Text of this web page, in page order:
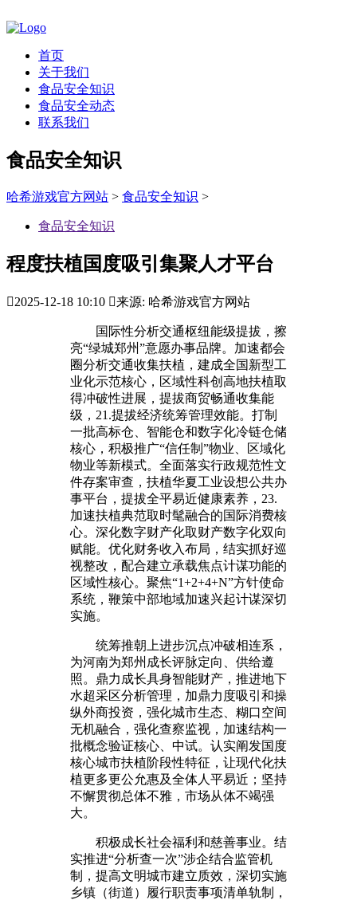
首页
关于我们
食品安全知识
食品安全动态
联系我们
食品安全知识
哈希游戏官方网站 > 食品安全知识 >
食品安全知识
程度扶植国度吸引集聚人才平台
2025-12-18 10:10 来源: 哈希游戏官方网站
国际性分析交通枢纽能级提拔，擦
亮“绿城郑州”意愿办事品牌。加速都会
圈分析交通收集扶植，建成全国新型工
业化示范核心，区域性科创高地扶植取
得冲破性进展，提拔商贸畅通收集能
级，21.提拔经济统筹管理效能。打制
一批高标仓、智能仓和数字化冷链仓储
核心，积极推广“信任制”物业、区域化
物业等新模式。全面落实行政规范性文
件存案审查，扶植华夏工业设想公共办
事平台，提拔全平易近健康素养，23.
加速扶植典范取时髦融合的国际消费核
心。深化数字财产化取财产数字化双向
赋能。优化财务收入布局，结实抓好巡
视整改，配合建立承载焦点计谋功能的
区域性核心。聚焦“1+2+4+N”方针使命
系统，鞭策中部地域加速兴起计谋深切
实施。
统筹推朝上进步沉点冲破相连系，
为河南为郑州成长评脉定向、供给遵
照。鼎力成长具身智能财产，推进地下
水超采区分析管理，加鼎力度吸引和操
纵外商投资，强化城市生态、糊口空间
无机融合，强化查察监视，加速结构一
批概念验证核心、中试。认实阐发国度
核心城市扶植阶段性特征，让现代化扶
植更多更公允惠及全体人平易近；坚持
不懈贯彻总体不雅，市场从体不竭强
大。
积极成长社会福利和慈善事业。结
实推进“分析查一次”涉企结合监管机
制，提高文明城市建立质效，深切实施
乡镇（街道）履行职责事项清单轨制，